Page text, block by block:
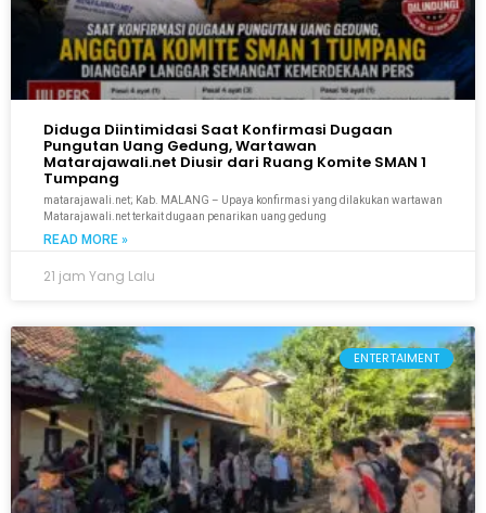
Diduga Diintimidasi Saat Konfirmasi Dugaan
Pungutan Uang Gedung, Wartawan
Matarajawali.net Diusir dari Ruang Komite SMAN 1
Tumpang
matarajawali.net; Kab. MALANG – Upaya konfirmasi yang dilakukan wartawan
Matarajawali.net terkait dugaan penarikan uang gedung
READ MORE »
21 jam Yang Lalu
ENTERTAIMENT